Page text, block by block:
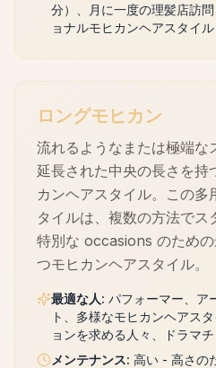
分）、月に一度の理髪店訪
ョナルモヒカンヘアスタイル
ロングモヒカン
流れるようなまたは極端な
延長された中央の長さを持
カンヘアスタイル。この多
タイルは、複数の方法でス
特別な occasions のため
つモヒカンヘアスタイル。
最適な人: パフォーマー、ア
ト、多様なモヒカンヘアス
ョンを求める人々、ドラマ
メンテナンス: 高い - 高さの